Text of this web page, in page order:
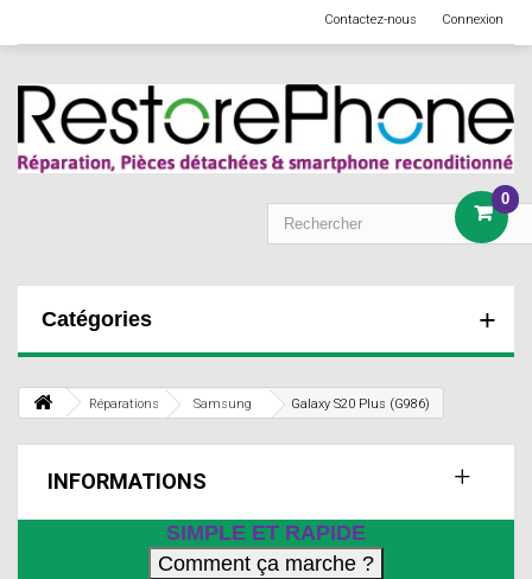
Connexion
Contactez-nous
0
Catégories
Réparations Samsung Galaxy S20 Plus (G986)
INFORMATIONS
SIMPLE ET RAPIDE